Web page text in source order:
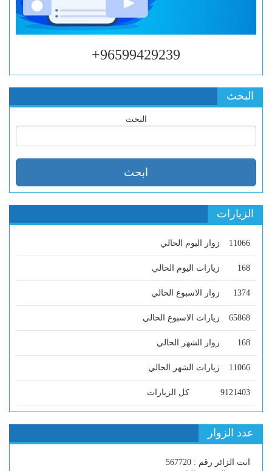
96599429239+
البحث
البحث
الزيارات
11066 زوار اليوم الحالي
168 زيارات اليوم الحالي
1374 زوار الاسبوع الحالي
65868 زيارات الاسبوع الحالي
168 زوار الشهر الحالي
11066 زيارات الشهر الحالي
9121403 كل الزيارات
عدد الزوار
انت الزائر رقم : 567720